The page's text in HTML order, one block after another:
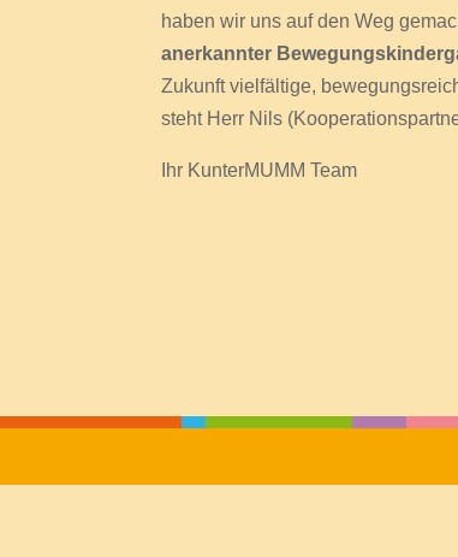
haben wir uns auf den Weg
anerkannter
Zukunft vielfältige,
steht Herr Nils
Ihr KunterMUMM Team